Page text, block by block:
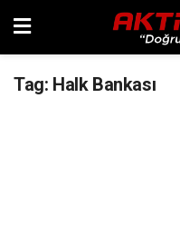
Tag: Halk Bankası